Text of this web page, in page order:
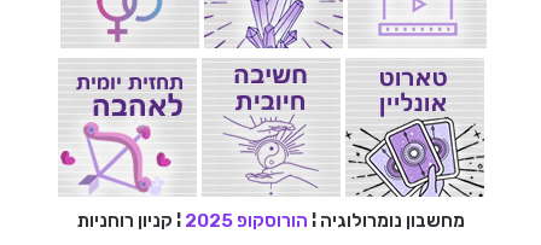
מחשבון נומרולוגיה ¦ הורוסקופ 2025 ¦ קניון רוחניות